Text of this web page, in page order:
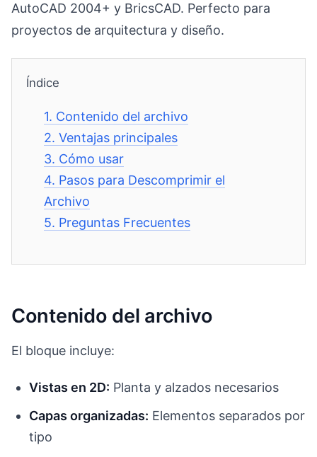
AutoCAD 2004+ y BricsCAD. Perfecto para
proyectos de arquitectura y diseño.
Índice
1. Contenido del archivo
2.Ventajas principales
3. Cómo usar
4. Pasos para Descomprimir el
Archivo
5. Preguntas Frecuentes
Contenido del archivo
El bloque incluye:
Vistas en 2D: Planta y alzados necesarios
Capas organizadas: Elementos separados por
tipo